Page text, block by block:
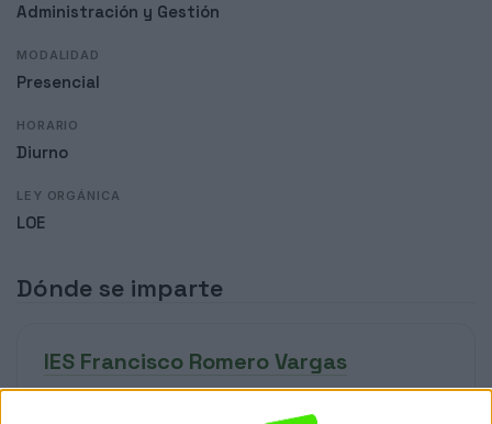
Administración y Gestión
MODALIDAD
Presencial
HORARIO
Diurno
LEY ORGÁNICA
LOE
Dónde se imparte
IES Francisco Romero Vargas
Sede